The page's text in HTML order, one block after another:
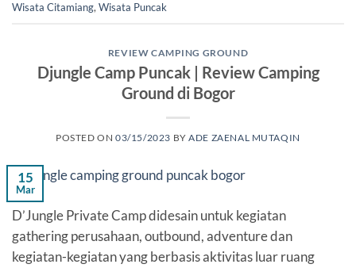
Wisata Citamiang,Wisata Puncak
REVIEW CAMPING GROUND
Djungle Camp Puncak | Review Camping
Ground di Bogor
POSTED ON03/15/2023 BYADE ZAENAL MUTAQIN
15
Mar
D’Jungle Private Camp didesain untuk kegiatan
gathering perusahaan, outbound, adventure dan
kegiatan-kegiatan yang berbasis aktivitas luar ruang